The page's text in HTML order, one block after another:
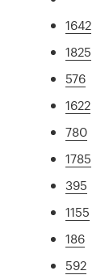
1642
1825
576
1622
780
1785
395
1155
186
592